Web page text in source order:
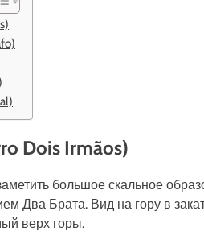
Dois Irmãos)
большое скальное
Два Брата. Вид на гору в
верх горы.